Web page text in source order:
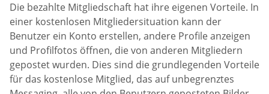
Die bezahlte Mitgliedschaft hat ihre eigenen Vorteile. In
einer kostenlosen Mitgliedersituation kann der
Benutzer ein Konto erstellen, andere Profile anzeigen
und Profilfotos öffnen, die von anderen Mitgliedern
gepostet wurden. Dies sind die grundlegenden Vorteile
für das kostenlose Mitglied, das auf unbegrenztes